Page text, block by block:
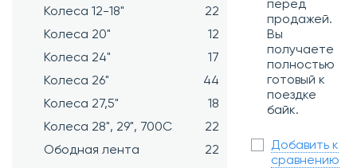
Колеса 12-18"
22
Колеса 20"
12
Колеса 24"
17
Колеса 26"
44
Колеса 27,5"
18
Колеса 28", 29", 700С
22
Ободная лента
22
перед
продажей.
Вы
получаете
полностью
готовый к
поездке
байк.
Добавить к
сравнению